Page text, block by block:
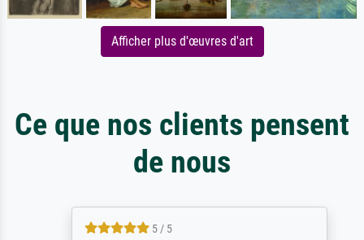
Afficher plus d'œuvres d'art
Ce que nos clients pensent
de nous
5 / 5